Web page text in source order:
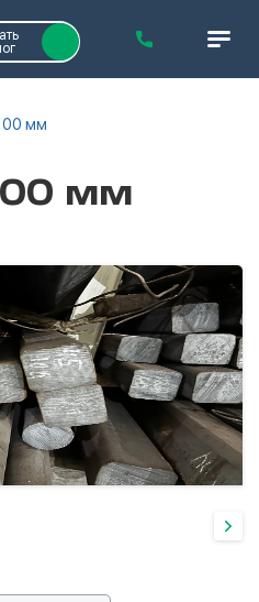
мм
мм